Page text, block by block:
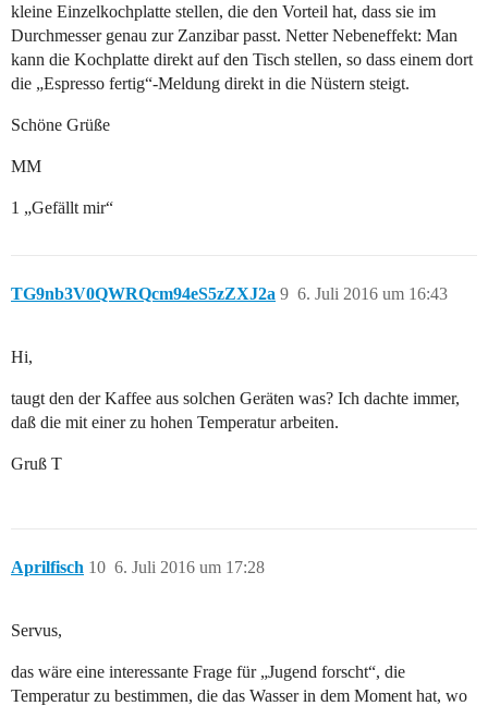
kleine Einzelkochplatte stellen, die den Vorteil hat, dass sie im
Durchmesser genau zur Zanzibar passt. Netter Nebeneffekt: Man
kann die Kochplatte direkt auf den Tisch stellen, so dass einem dort
die „Espresso fertig“-Meldung direkt in die Nüstern steigt.
Schöne Grüße
MM
1 „Gefällt mir“
TG9nb3V0QWRQcm94eS5zZXJ2a 6. Juli 2016 um 16:43
9
Hi,
taugt den der Kaffee aus solchen Geräten was? Ich dachte immer,
daß die mit einer zu hohen Temperatur arbeiten.
Gruß T
Aprilfisch 6. Juli 2016 um 17:28
10
Servus,
das wäre eine interessante Frage für „Jugend forscht“, die
Temperatur zu bestimmen, die das Wasser in dem Moment hat, wo